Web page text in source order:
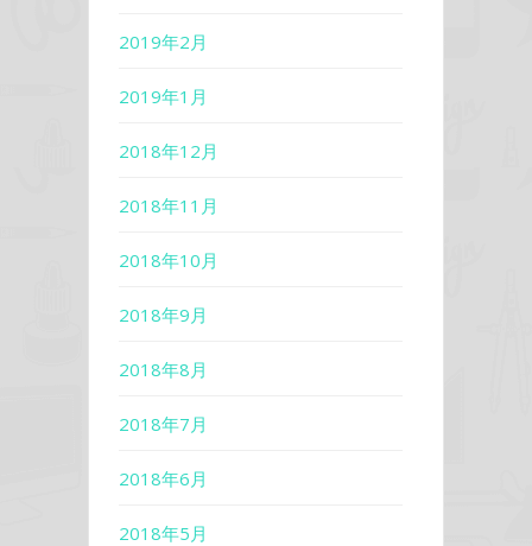
2019年2月
2019年1月
2018年12月
2018年11月
2018年10月
2018年9月
2018年8月
2018年7月
2018年6月
2018年5月